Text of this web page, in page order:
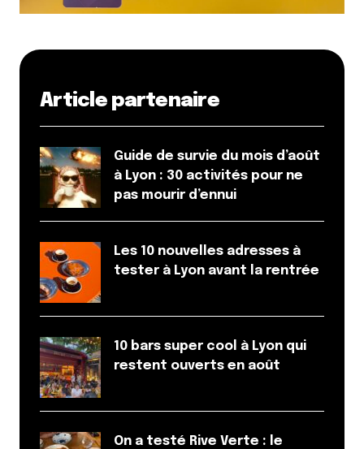
Article partenaire
Guide de survie du mois d’août
à Lyon : 30 activités pour ne
pas mourir d’ennui
Les 10 nouvelles adresses à
tester à Lyon avant la rentrée
10 bars super cool à Lyon qui
restent ouverts en août
On a testé Rive Verte : le